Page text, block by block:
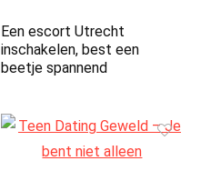
Een escort Utrecht
inschakelen, best een
beetje spannend